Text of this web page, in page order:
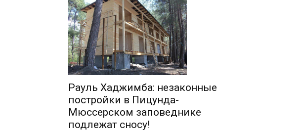
Рауль Хаджимба: незаконные
постройки в Пицунда-
Мюссерском заповеднике
подлежат сносу!